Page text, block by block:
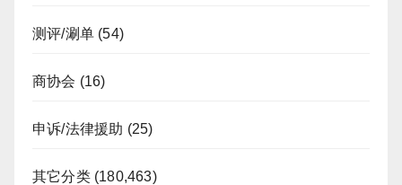
测评/涮单 (54)
商协会 (16)
申诉/法律援助 (25)
其它分类(180,463)